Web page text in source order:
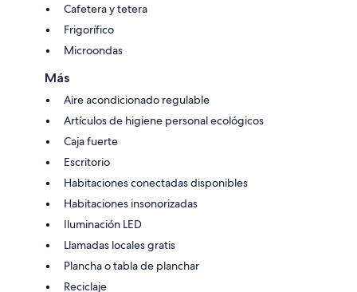
Cafetera y tetera
Frigorífico
Microondas
Más
Aire acondicionado regulable
Artículos de higiene personal ecológicos
Caja fuerte
Escritorio
Habitaciones conectadas disponibles
Habitaciones insonorizadas
Iluminación LED
Llamadas locales gratis
Plancha o tabla de planchar
Reciclaje